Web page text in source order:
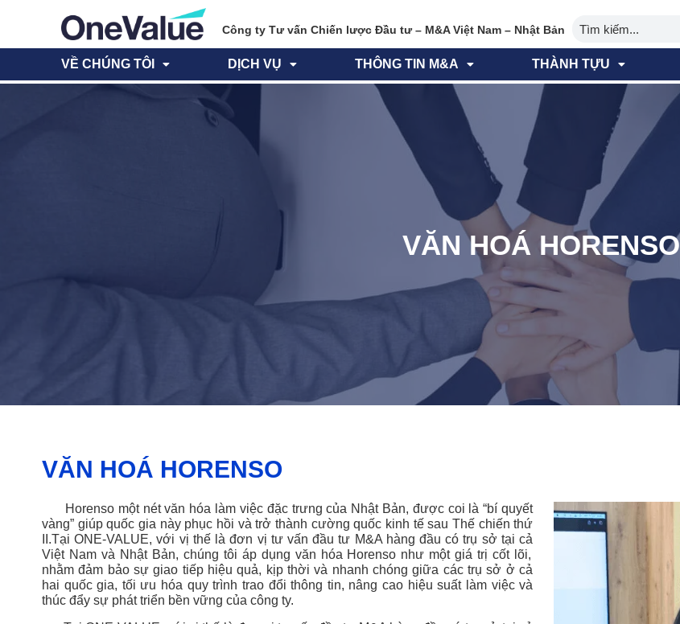
Công ty Tư vấn Chiến lược Đầu tư – M&A Việt Nam – Nhật Bản
VỀ CHÚNG TÔI DỊCH VỤ THÔNG TIN M&A THÀNH TỰU
VĂN HOÁ HORENSO
VĂN HOÁ HORENSO​
Horenso một nét văn hóa làm việc đặc trưng của Nhật Bản, được coi là “bí quyết
vàng” giúp quốc gia này phục hồi và trở thành cường quốc kinh tế sau Thế chiến thứ
II.Tại ONE-VALUE,với vị thế là đơn vị tư vấn đầu tư M&A hàng đầu có trụ sở tại cả
Việt Nam và Nhật Bản, chúng tôi áp dụng văn hóa Horenso như một giá trị cốt lõi,
nhằm đảm bảo sự giao tiếp hiệu quả, kịp thời và nhanh chónggiữa các trụ sở ở cả
hai quốc gia, tối ưu hóa quy trình trao đổi thông tin, nâng cao hiệu suất làm việc và
thúc đẩy sự phát triển bền vững của công ty.